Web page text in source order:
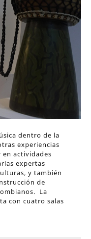
dentro de la
experiencias
actividades
expertas
y también
de
La
con cuatro salas